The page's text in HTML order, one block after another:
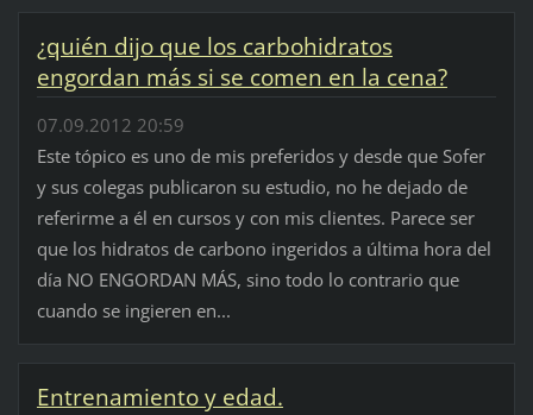
¿quién dijo que los carbohidratos
engordan más si se comen en la cena?
07.09.2012 20:59
Este tópico es uno de mis preferidos y desde que Sofer
y sus colegas publicaron su estudio, no he dejado de
referirme a él en cursos y con mis clientes. Parece ser
que los hidratos de carbono ingeridos a última hora del
día NO ENGORDAN MÁS, sino todo lo contrario que
cuando se ingieren en...
Entrenamiento y edad.